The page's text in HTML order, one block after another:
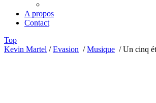
A propos
Contact
Top
Kevin Martel /Evasion /Musique /Un cinq